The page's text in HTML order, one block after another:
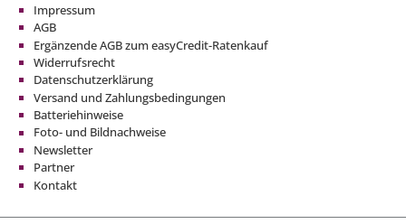
Impressum
AGB
Ergänzende AGB zum easyCredit-Ratenkauf
Widerrufsrecht
Datenschutzerklärung
Versand und Zahlungsbedingungen
Batteriehinweise
Foto- und Bildnachweise
Newsletter
Partner
Kontakt